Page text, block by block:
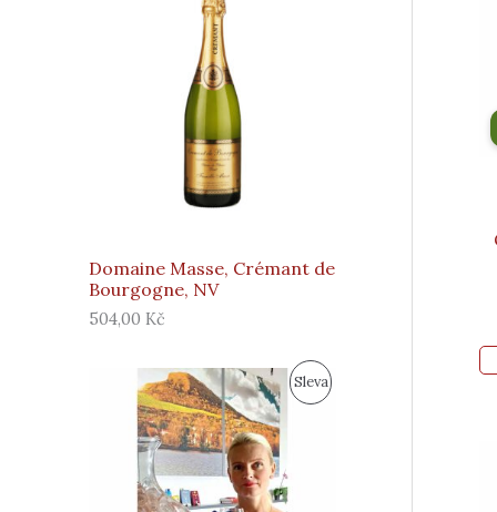
Domaine Masse, Crémant de
Bourgogne, NV
504,00 Kč
SlevaP
P
ů
v
o
d
n
í
A
k
t
u
á
l
n